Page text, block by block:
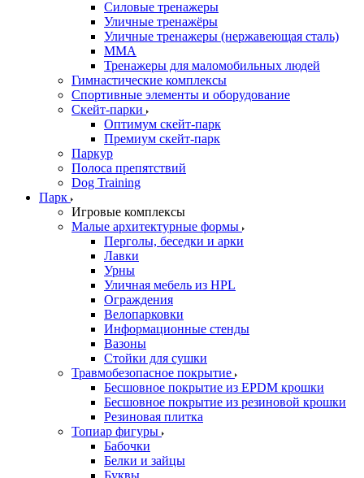
Силовые тренажеры
Уличные тренажёры
Уличные тренажеры (нержавеющая сталь)
ММА
Тренажеры для маломобильных людей
Гимнастические комплексы
Спортивные элементы и оборудование
Скейт-парки
Оптимум скейт-парк
Премиум скейт-парк
Паркур
Полоса препятствий
Dog Training
Парк
Игровые комплексы
Малые архитектурные формы
Перголы, беседки и арки
Лавки
Урны
Уличная мебель из HPL
Ограждения
Велопарковки
Информационные стенды
Вазоны
Стойки для сушки
Травмобезопасное покрытие
Бесшовное покрытие из EPDM крошки
Бесшовное покрытие из резиновой крошки
Резиновая плитка
Топиар фигуры
Бабочки
Белки и зайцы
Буквы